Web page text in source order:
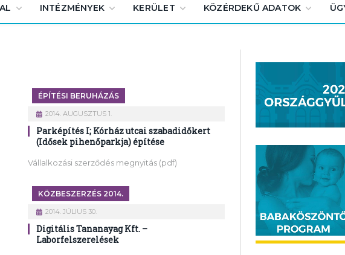
INTÉZMÉNYEK KERÜLET KÖZÉRDEKŰ ADATOK
ÉPÍTÉSI BERUHÁZÁS
2014. AUGUSZTUS 1.
Parképítés I; Kórház utcai szabadidőkert
(Idősek pihenőparkja) építése
Vállalkozási szerződés megnyitás (pdf)
KÖZBESZERZÉS 2014.
2014. JÚLIUS 30.
Digitális Tananayag Kft. –
Laborfelszerelések